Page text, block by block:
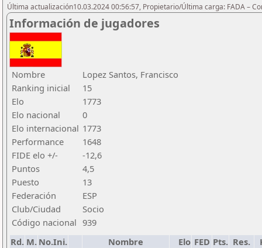
Última actualización10.03.2024 00:56:57, Propietario/Última carga: FADA –
Información de jugadores
Nombre
Lopez Santos, Francisco
Ranking inicial
15
Elo
1773
Elo nacional
0
Elo internacional 1773
Performance
1648
FIDE elo +/-
-12,6
Puntos
4,5
Puesto
13
Federación
ESP
Club/Ciudad
Socio
Código nacional 939
Rd. M. No.Ini. Nombre Elo FED Pts. Res.